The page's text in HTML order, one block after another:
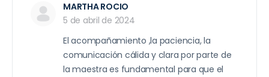
MARTHA ROCIO
5 de abril de 2024
El acompañamiento ,la paciencia, la
comunicación cálida y clara por parte de
la maestra es fundamental para que el